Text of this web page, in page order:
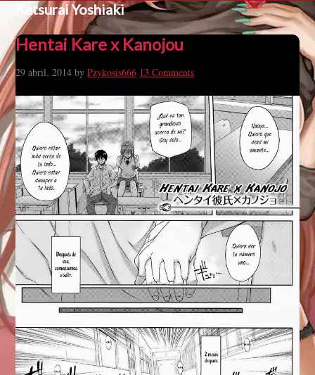
Katsurai Yoshiaki
Hentai Kare x Kanojou
29 abril, 2014 byPzykosis666 13 Comments